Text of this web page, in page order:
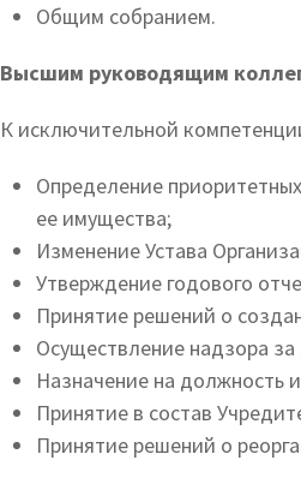
Общим собранием.
Высшим руководящим
К исключительной
Определение
ее имущества;
Изменение Устава
Утверждение годового
Принятие решений о
Осуществление надзора
Назначение на должность
Принятие в состав
Принятие решений о